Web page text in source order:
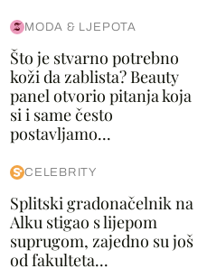
MODA & LJEPOTA
Što je stvarno potrebno
koži da zablista? Beauty
panel otvorio pitanja koja
si i same često
postavljamo...
CELEBRITY
Splitski gradonačelnik na
Alku stigao s lijepom
suprugom, zajedno su još
od fakulteta...